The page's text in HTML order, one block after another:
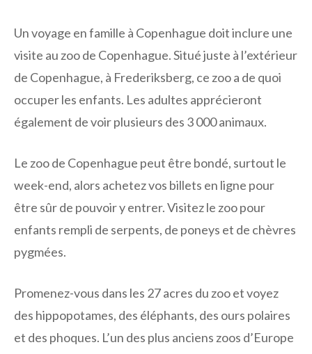
Un voyage en famille à Copenhague doit inclure une
visite au zoo de Copenhague. Situé juste à l’extérieur
de Copenhague, à Frederiksberg, ce zoo a de quoi
occuper les enfants. Les adultes apprécieront
également de voir plusieurs des 3 000 animaux.
Le zoo de Copenhague peut être bondé, surtout le
week-end, alors achetez vos billets en ligne pour
être sûr de pouvoir y entrer. Visitez le zoo pour
enfants rempli de serpents, de poneys et de chèvres
pygmées.
Promenez-vous dans les 27 acres du zoo et voyez
des hippopotames, des éléphants, des ours polaires
et des phoques. L’un des plus anciens zoos d’Europe